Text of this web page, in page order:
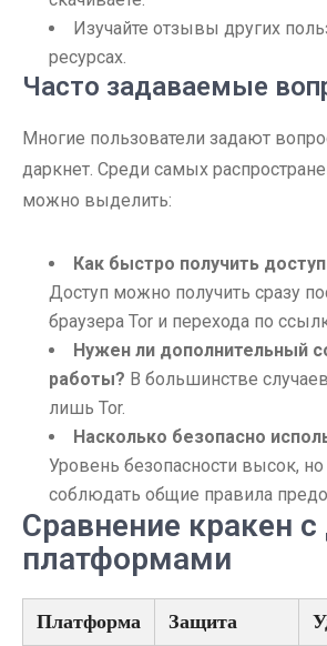
Изучайте отзывы других
ресурсах.
Часто задаваемые
Многие пользователи задают
даркнет. Среди самых
можно выделить:
Как быстро получить
Доступ можно получить сразу
браузера Tor и перехода по
Нужен ли дополнительный
работы? В большинстве
лишь Tor.
Насколько безопасно
Уровень безопасности высок,
соблюдать общие правила
Сравнение кракен
платформами
Платформа Защита